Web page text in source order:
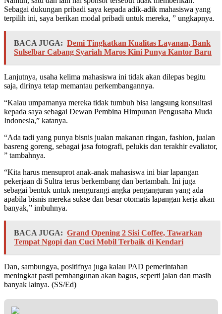
Sebagai dukungan pribadi saya kepada adik-adik mahasiswa yang
terpilih ini, saya berikan modal pribadi untuk mereka, ” ungkapnya.
BACA JUGA: Demi Tingkatkan Kualitas Layanan, Bank
Sulselbar Cabang Syariah Maros Kini Punya Kantor Baru
Lanjutnya, usaha kelima mahasiswa ini tidak akan dilepas begitu
saja, dirinya tetap memantau perkembangannya.
“Kalau umpamanya mereka tidak tumbuh bisa langsung konsultasi
kepada saya sebagai Dewan Pembina Himpunan Pengusaha Muda
Indonesia,” katanya.
“Ada tadi yang punya bisnis jualan makanan ringan, fashion, jualan
basreng goreng, sebagai jasa fotografi, pelukis dan terakhir evaliator,
” tambahnya.
“Kita harus mensuprot anak-anak mahasiswa ini biar lapangan
pekerjaan di Sultra terus berkembang dan bertambah. Ini juga
sebagai bentuk untuk mengurangi angka penganguran yang ada
apabila bisnis mereka sukse dan besar otomatis lapangan kerja akan
banyak,” imbuhnya.
BACA JUGA: Grand Opening 2 Sisi Coffee, Tawarkan
Tempat Ngopi dan Cuci Mobil Terbaik di Kendari
Dan, sambungya, positifnya juga kalau PAD pemerintahan
meningkat pasti pembangunan akan bagus, seperti jalan dan masih
banyak lainya. (SS/Ed)